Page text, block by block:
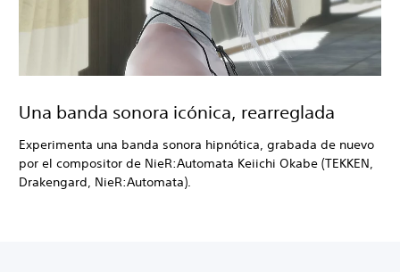
Una banda sonora icónica, rearreglada
Experimenta una banda sonora hipnótica, grabada de nuevo
por el compositor de NieR:Automata Keiichi Okabe (TEKKEN,
Drakengard, NieR:Automata).